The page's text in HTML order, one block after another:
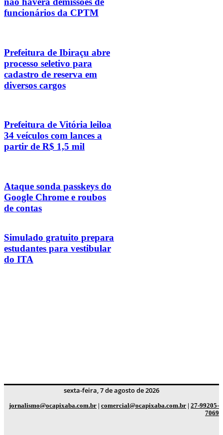
funcionários da CPTM
Prefeitura de Ibiraçu abre
processo seletivo para
cadastro de reserva em
diversos cargos
Prefeitura de Vitória leiloa
34 veículos com lances a
partir de R$ 1,5 mil
Ataque sonda passkeys do
Google Chrome e roubos
de contas
Simulado gratuito prepara
estudantes para vestibular
do ITA
sexta-feira, 7 de agosto de 2026
jornalismo@ocapixaba.com.br | comercial@ocapixaba.com.br | 27-99205-
7069